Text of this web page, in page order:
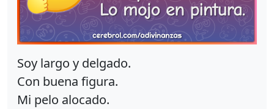
Soy largo y delgado.
Con buena figura.
Mi pelo alocado.